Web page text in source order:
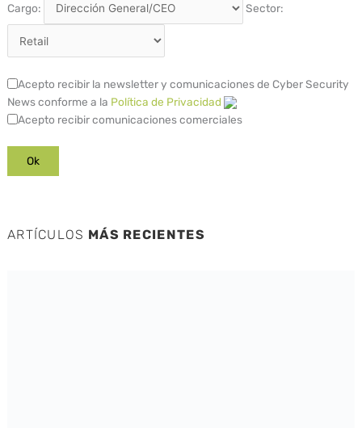
Cargo: Sector:
Acepto recibir la newsletter y comunicaciones de Cyber Security
News conforme a la Política de Privacidad
Acepto recibir comunicaciones comerciales
ARTÍCULOS MÁS RECIENTES